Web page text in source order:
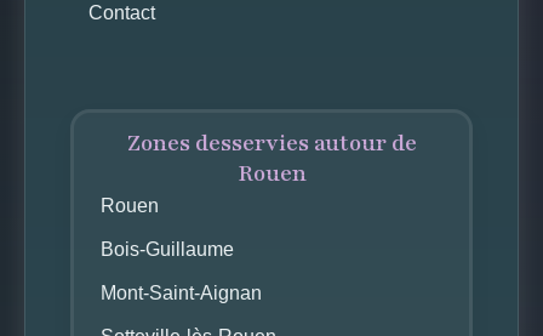
Contact
Zones desservies autour de
Rouen
Rouen
Bois-Guillaume
Mont-Saint-Aignan